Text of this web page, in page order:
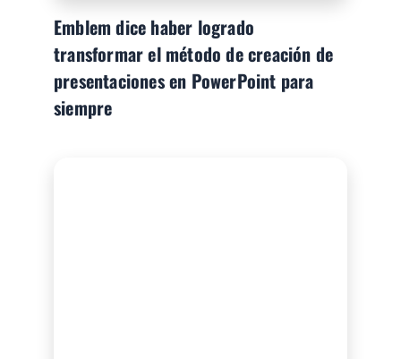
Emblem dice haber logrado
transformar el método de creación de
presentaciones en PowerPoint para
siempre